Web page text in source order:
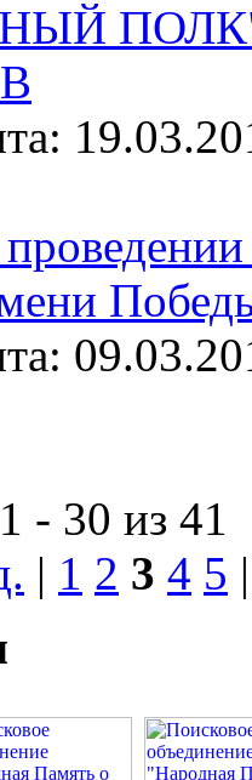
ПОЛК",
- 30 из 41
| 1 2 3 4 5